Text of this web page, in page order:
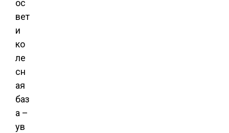
ос
вет
и
ко
ле
сн
ая
баз
а –
ув